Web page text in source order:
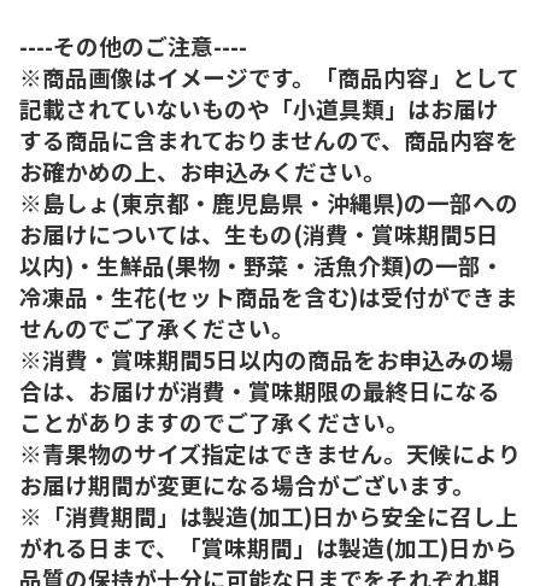
----その他のご注意----
※商品画像はイメージです。「商品内容」として
記載されていないものや「小道具類」はお届け
する商品に含まれておりませんので、商品内容を
お確かめの上、お申込みください。
※島しょ(東京都・鹿児島県・沖縄県)の一部への
お届けについては、生もの(消費・賞味期間5日
以内)・生鮮品(果物・野菜・活魚介類)の一部・
冷凍品・生花(セット商品を含む)は受付ができま
せんのでご了承ください。
※消費・賞味期間5日以内の商品をお申込みの場
合は、お届けが消費・賞味期限の最終日になる
ことがありますのでご了承ください。
※青果物のサイズ指定はできません。天候により
お届け期間が変更になる場合がございます。
※「消費期間」は製造(加工)日から安全に召し上
がれる日まで、「賞味期間」は製造(加工)日から
品質の保持が十分に可能な日までをそれぞれ期